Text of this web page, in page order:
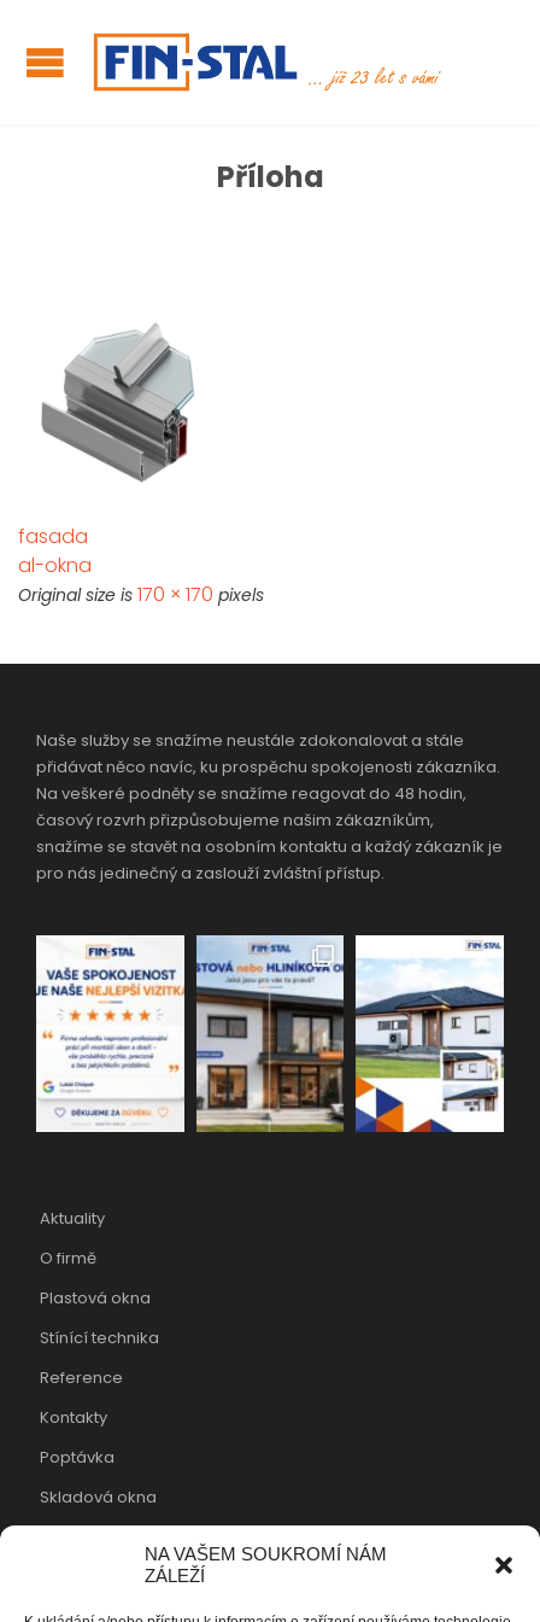
NA VAŠEM SOUKROMÍ NÁM
ZÁLEŽÍ
Příloha
fasada
al-okna
Original size is 170 × 170 pixels
Naše služby se snažíme neustále zdokonalovat a stále
přidávat něco navíc, ku prospěchu spokojenosti zákazníka.
Na veškeré podněty se snažíme reagovat do 48 hodin,
časový rozvrh přizpůsobujeme našim zákazníkům,
snažíme se stavět na osobním kontaktu a každý zákazník je
pro nás jedinečný a zaslouží zvláštní přístup.
Aktuality
O firmě
Plastová okna
Stínící technika
Reference
Kontakty
Poptávka
Skladová okna